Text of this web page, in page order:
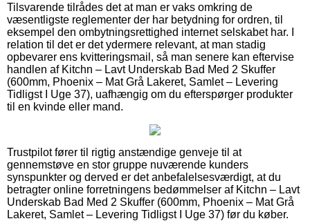
Tilsvarende tilrådes det at man er vaks omkring de
væsentligste reglementer der har betydning for ordren, til
eksempel den ombytningsrettighed internet selskabet har. I
relation til det er det ydermere relevant, at man stadig
opbevarer ens kvitteringsmail, så man senere kan eftervise
handlen af Kitchn – Lavt Underskab Bad Med 2 Skuffer
(600mm, Phoenix – Mat Grå Lakeret, Samlet – Levering
Tidligst I Uge 37), uafhængig om du efterspørger produkter
til en kvinde eller mand.
Trustpilot fører til rigtig anstændige genveje til at
gennemstøve en stor gruppe nuværende kunders
synspunkter og derved er det anbefalelsesværdigt, at du
betragter online forretningens bedømmelser af Kitchn – Lavt
Underskab Bad Med 2 Skuffer (600mm, Phoenix – Mat Grå
Lakeret, Samlet – Levering Tidligst I Uge 37) før du køber.